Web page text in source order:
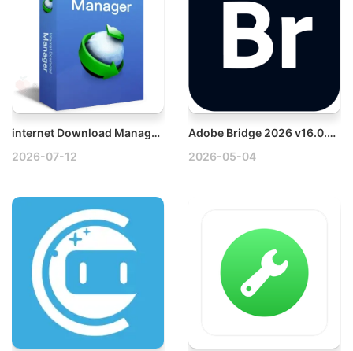
internet Download Manager v6.43 Build 3 – IDM Windows高速下载软件破解版
2026-07-12
Adobe Bridge 2026 v16.0.3.21 Win媒体管理工具
2026-05-04